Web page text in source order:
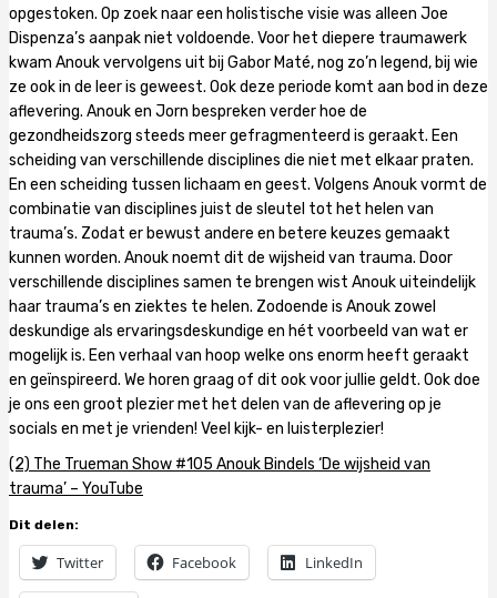
opgestoken. Op zoek naar een holistische visie was alleen Joe
Dispenza’s aanpak niet voldoende. Voor het diepere traumawerk
kwam Anouk vervolgens uit bij Gabor Maté, nog zo’n legend, bij wie
ze ook in de leer is geweest. Ook deze periode komt aan bod in deze
aflevering. Anouk en Jorn bespreken verder hoe de
gezondheidszorg steeds meer gefragmenteerd is geraakt. Een
scheiding van verschillende disciplines die niet met elkaar praten.
En een scheiding tussen lichaam en geest. Volgens Anouk vormt de
combinatie van disciplines juist de sleutel tot het helen van
trauma’s. Zodat er bewust andere en betere keuzes gemaakt
kunnen worden. Anouk noemt dit de wijsheid van trauma. Door
verschillende disciplines samen te brengen wist Anouk uiteindelijk
haar trauma’s en ziektes te helen. Zodoende is Anouk zowel
deskundige als ervaringsdeskundige en hét voorbeeld van wat er
mogelijk is. Een verhaal van hoop welke ons enorm heeft geraakt
en geïnspireerd. We horen graag of dit ook voor jullie geldt. Ook doe
je ons een groot plezier met het delen van de aflevering op je
socials en met je vrienden! Veel kijk- en luisterplezier!
(2) The Trueman Show #105 Anouk Bindels ‘De wijsheid van
trauma’ – YouTube
Dit delen:
Twitter Facebook LinkedIn